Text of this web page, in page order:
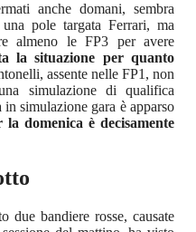
anche domani, sembra
pole targata Ferrari, ma
almeno le FP3 per avere
la situazione per quanto
assente nelle FP1, non
simulazione di qualifica
simulazione gara è apparso
domenica è decisamente
due bandiere rosse, causate